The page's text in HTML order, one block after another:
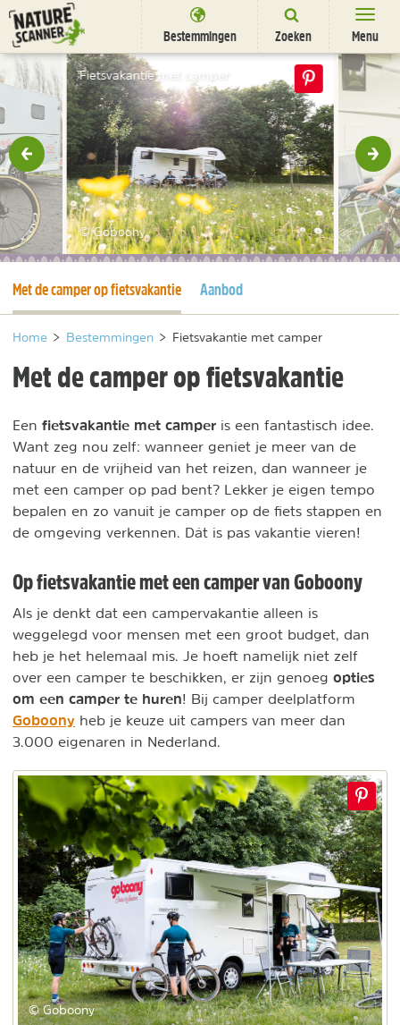
Ga
naar
content
Bestemmingen Zoeken Menu
Bestemmingen
Overnachten
Activiteiten
Natuurparken
Dieren
Nieuwsbrief Uitgelicht
Fietsvakantie met camper
© Goboony
Huidige pagina
Met de camper op fietsvakantie Aanbod
Home > Bestemmingen > Fietsvakantie met camper
Met de camper op fietsvakantie
Een fietsvakantie met camper is een fantastisch idee.
Want zeg nou zelf: wanneer geniet je meer van de
natuur en de vrijheid van het reizen, dan wanneer je
met een camper op pad bent? Lekker je eigen tempo
bepalen en zo vanuit je camper op de fiets stappen en
de omgeving verkennen. Dát is pas vakantie vieren!
Op fietsvakantie met een camper van Goboony
Als je denkt dat een campervakantie alleen is
weggelegd voor mensen met een groot budget, dan
heb je het helemaal mis. Je hoeft namelijk niet zelf
over een camper te beschikken, er zijn genoeg opties
om een camper te huren! Bij camper deelplatform
Goboony heb je keuze uit campers van meer dan
3.000 eigenaren in Nederland.
© Goboony